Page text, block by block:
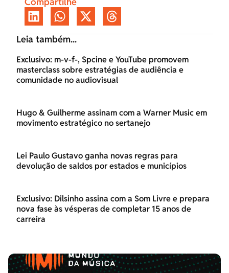
Leia também...
Exclusivo: m-v-f-, Spcine e YouTube promovem
masterclass sobre estratégias de audiência e
comunidade no audiovisual
Hugo & Guilherme assinam com a Warner Music em
movimento estratégico no sertanejo
Lei Paulo Gustavo ganha novas regras para
devolução de saldos por estados e municípios
Exclusivo: Dilsinho assina com a Som Livre e prepara
nova fase às vésperas de completar 15 anos de
carreira